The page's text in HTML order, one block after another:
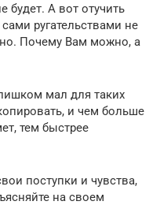
будет. А вот отучить
ругательствами не
Почему Вам можно, а
мал для таких
и чем больше
тем быстрее
поступки и чувства,
на своем